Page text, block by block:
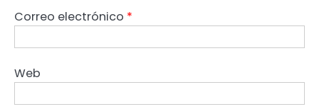
Correo electrónico *
Web